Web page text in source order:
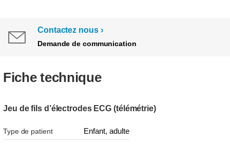
Contactez nous
Demande de communication
Fiche technique
Jeu de fils d’électrodes ECG (télémétrie)
Type de patient Enfant, adulte